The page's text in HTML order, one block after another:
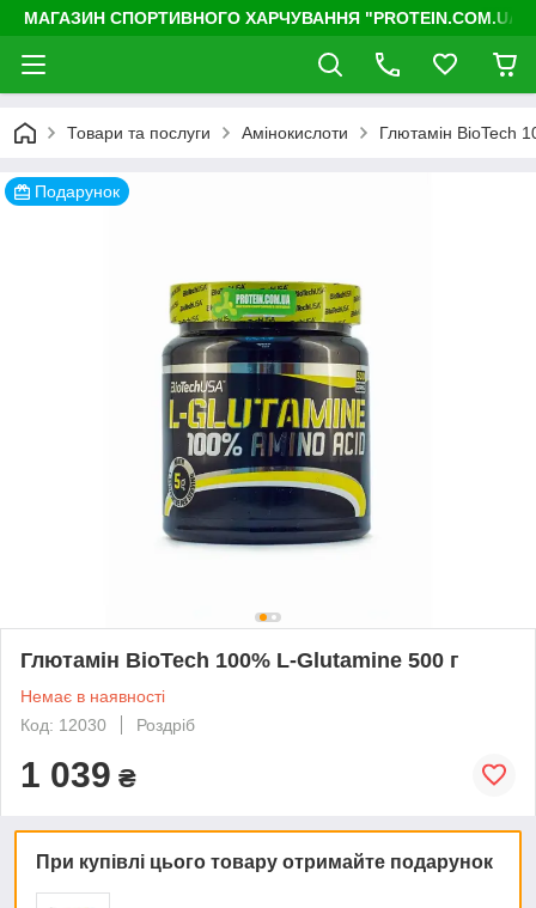
МАГАЗИН СПОРТИВНОГО ХАРЧУВАННЯ "PROTEIN.COM.UA"
Товари та послуги Амінокислоти Глютамін BioTech
Подарунок
Глютамін BioTech 100% L-Glutamine 500 г
Немає в наявності
Код: 12030
Роздріб
1 039 ₴
При купівлі цього товару отримайте подарунок